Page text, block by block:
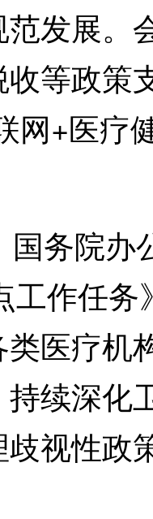
发展。
等政策
网+医疗
务院办
工作任
医疗机
续深化
视性政